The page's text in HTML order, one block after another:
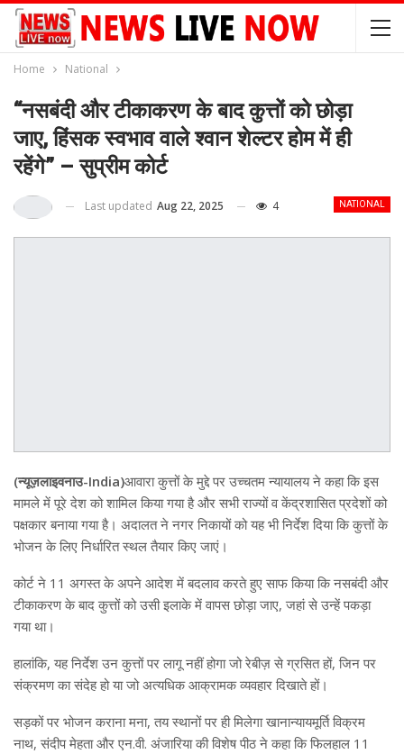
Home National
“नसबंदी और टीकाकरण के बाद कुत्तों को छोड़ा
जाए, हिंसक स्वभाव वाले श्वान शेल्टर होम में ही
रहेंगे” – सुप्रीम कोर्ट
NATIONAL
Last updated Aug 22, 2025 4
(न्यूज़लाइवनाउ-India)आवारा कुत्तों के मुद्दे पर उच्चतम न्यायालय ने कहा कि इस
मामले में पूरे देश को शामिल किया गया है और सभी राज्यों व केंद्रशासित प्रदेशों को
पक्षकार बनाया गया है। अदालत ने नगर निकायों को यह भी निर्देश दिया कि कुत्तों के
भोजन के लिए निर्धारित स्थल तैयार किए जाएं।
कोर्ट ने 11 अगस्त के अपने आदेश में बदलाव करते हुए साफ किया कि नसबंदी और
टीकाकरण के बाद कुत्तों को उसी इलाके में वापस छोड़ा जाए, जहां से उन्हें पकड़ा
गया था।
हालांकि, यह निर्देश उन कुत्तों पर लागू नहीं होगा जो रेबीज़ से ग्रसित हों, जिन पर
संक्रमण का संदेह हो या जो अत्यधिक आक्रामक व्यवहार दिखाते हों।
सड़कों पर भोजन कराना मना, तय स्थानों पर ही मिलेगा खानान्यायमूर्ति विक्रम
नाथ, संदीप मेहता और एन.वी. अंजारिया की विशेष पीठ ने कहा कि फिलहाल 11